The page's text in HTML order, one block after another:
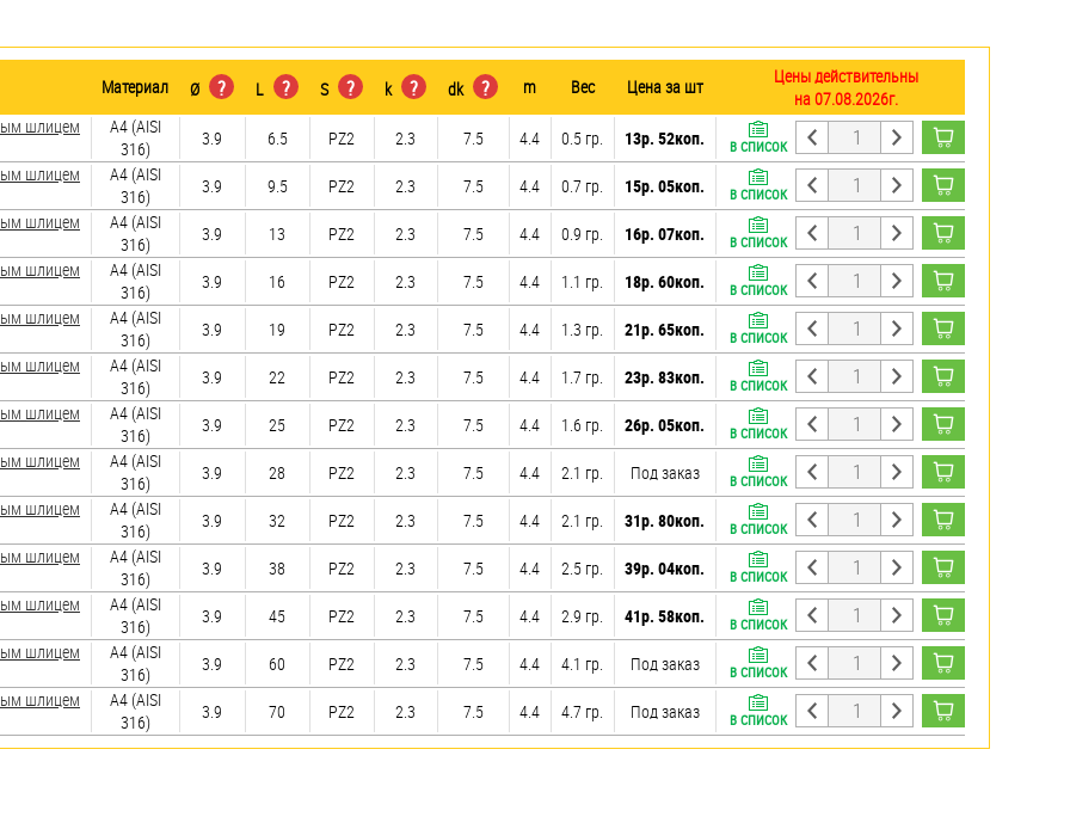
Материал Ø ? L ? S ? k ? dk ? m Вес Цена за шт
Цены действительны
на 07.08.2026г.
шлицем
A4 (AISI
316)
3.9 6.5 PZ2 2.3 7.5 4.4 0.5 гр. 13р. 52коп. В СПИСОК
шлицем
A4 (AISI
316)
3.9 9.5 PZ2 2.3 7.5 4.4 0.7 гр. 15р. 05коп. В СПИСОК
шлицем
A4 (AISI
316)
3.9 13 PZ2 2.3 7.5 4.4 0.9 гр. 16р. 07коп. В СПИСОК
шлицем
A4 (AISI
316)
3.9 16 PZ2 2.3 7.5 4.4 1.1 гр. 18р. 60коп. В СПИСОК
шлицем
A4 (AISI
316)
3.9 19 PZ2 2.3 7.5 4.4 1.3 гр. 21р. 65коп. В СПИСОК
шлицем
A4 (AISI
316)
3.9 22 PZ2 2.3 7.5 4.4 1.7 гр. 23р. 83коп. В СПИСОК
шлицем
A4 (AISI
316)
3.9 25 PZ2 2.3 7.5 4.4 1.6 гр. 26р. 05коп. В СПИСОК
шлицем
A4 (AISI
316)
3.9 28 PZ2 2.3 7.5 4.4 2.1 гр. Под заказ В СПИСОК
шлицем
A4 (AISI
316)
3.9 32 PZ2 2.3 7.5 4.4 2.1 гр. 31р. 80коп. В СПИСОК
шлицем
A4 (AISI
316)
3.9 38 PZ2 2.3 7.5 4.4 2.5 гр. 39р. 04коп. В СПИСОК
шлицем
A4 (AISI
316)
3.9 45 PZ2 2.3 7.5 4.4 2.9 гр. 41р. 58коп. В СПИСОК
шлицем
A4 (AISI
316)
3.9 60 PZ2 2.3 7.5 4.4 4.1 гр. Под заказ В СПИСОК
шлицем
A4 (AISI
316)
3.9 70 PZ2 2.3 7.5 4.4 4.7 гр. Под заказ В СПИСОК